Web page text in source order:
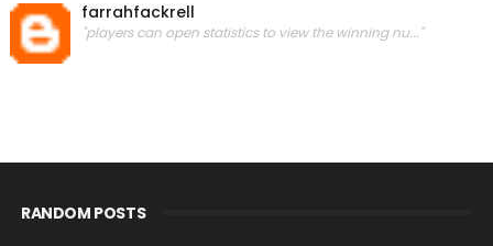
farrahfackrell
"players can open statistics to view the winning nu..."
RANDOM POSTS